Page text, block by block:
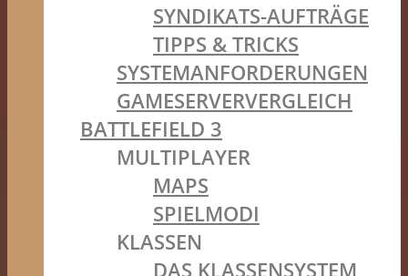
SYNDIKATS-AUFTRÄGE
TIPPS & TRICKS
SYSTEMANFORDERUNGEN
GAMESERVERVERGLEICH
BATTLEFIELD 3
MULTIPLAYER
MAPS
SPIELMODI
KLASSEN